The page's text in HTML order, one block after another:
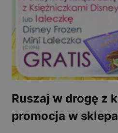
Ruszaj w drogę z
promocja w